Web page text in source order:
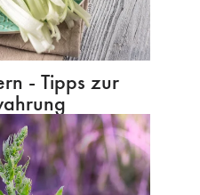
- Tipps zur